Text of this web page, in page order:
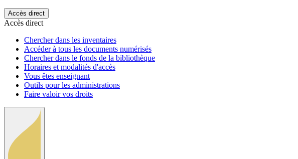
Accès direct
Accès direct
Chercher dans les inventaires
Accéder à tous les documents numérisés
Chercher dans le fonds de la bibliothèque
Horaires et modalités d'accès
Vous êtes enseignant
Outils pour les administrations
Faire valoir vos droits